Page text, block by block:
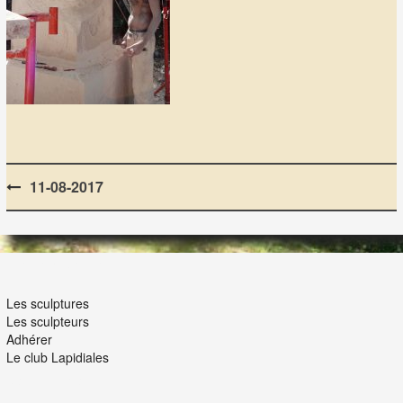
Post
navigation
11-08-2017
Les sculptures
Les sculpteurs
Adhérer
Le club Lapidiales